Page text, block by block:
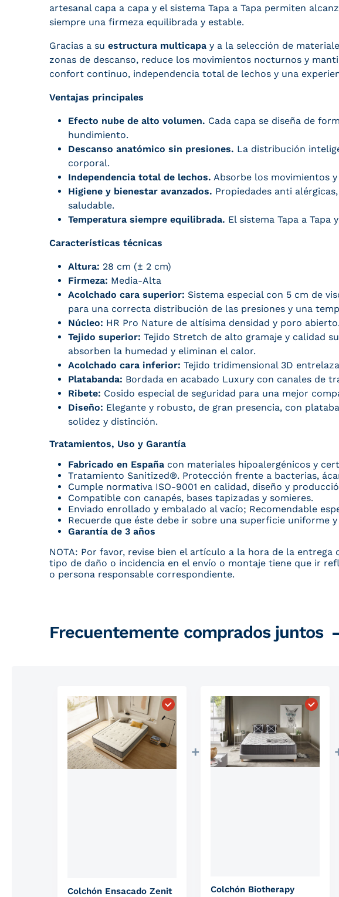
artesanal capa a capa y el sistema Tapa a Tapa permiten
siempre una firmeza equilibrada y estable.
Gracias a su estructura multicapa y a la selección de
zonas de descanso, reduce los movimientos nocturnos y
confort continuo, independencia total de lechos y una
Ventajas principales
Efecto nube de alto volumen. Cada capa se diseña de
hundimiento.
Descanso anatómico sin presiones. La distribución
corporal.
Independencia total de lechos. Absorbe los movimientos
Higiene y bienestar avanzados. Propiedades anti
saludable.
Temperatura siempre equilibrada. El sistema Tapa a
Características técnicas
Altura: 28 cm (± 2 cm)
Firmeza: Media-Alta
Acolchado cara superior: Sistema especial con 5 cm de
para una correcta distribución de las presiones y una
Núcleo: HR Pro Nature de altísima densidad y poro
Tejido superior: Tejido Stretch de alto gramaje y calidad
absorben la humedad y eliminan el calor.
Acolchado cara inferior: Tejido tridimensional 3D
Platabanda: Bordada en acabado Luxury con canales de
Ribete: Cosido especial de seguridad para una mejor
Diseño: Elegante y robusto, de gran presencia, con
solidez y distinción.
Tratamientos, Uso y Garantía
Fabricado en España con materiales hipoalergénicos y
Tratamiento Sanitized®. Protección frente a bacterias,
Cumple normativa ISO-9001 en calidad, diseño y
Compatible con canapés, bases tapizadas y somieres.
Enviado enrollado y embalado al vacío; Recomendable
Recuerde que éste debe ir sobre una superficie uniforme
Garantía de 3 años
NOTA: Por favor, revise bien el artículo a la hora de la
tipo de daño o incidencia en el envío o montaje tiene que ir
o persona responsable correspondiente.
Frecuentemente comprados juntos
Elegir "Colchón Ensacado Zenit Luxury"
Colchón Ensacado Zenit
Elegir
Colchón Biotherapy